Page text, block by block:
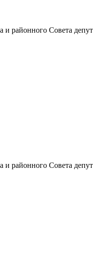
районного Совета
районного Совета